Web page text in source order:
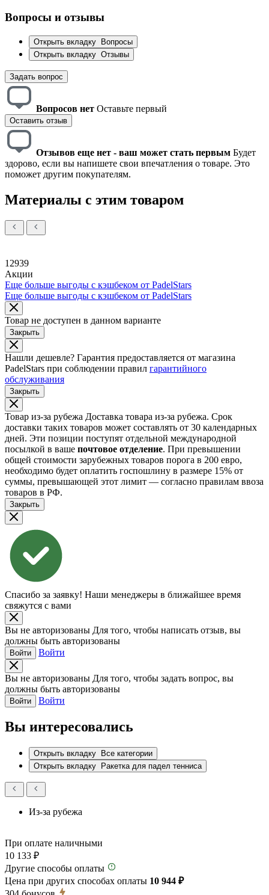
Вопросы и отзывы
Открыть вкладку
Вопросы
Открыть вкладку Отзывы
Задать вопрос
Вопросов нет Оставьте первый
Оставить отзыв
Отзывов еще нет - ваш может стать первым Будет
здорово, если вы напишете свои впечатления о товаре. Это
поможет другим покупателям.
Материалы с этим товаром
12939
Акции
Еще больше выгоды с кэшбеком от PadelStars
Еще больше выгоды с кэшбеком от PadelStars
Товар не доступен в данном варианте
Закрыть
Нашли дешевле? Гарантия предоставляется от магазина
PadelStars при соблюдении правил гарантийного
обслуживания
Закрыть
Товар из-за рубежа Доставка товара из-за рубежа. Срок
доставки таких товаров может составлять от 30 календарных
дней. Эти позиции поступят отдельной международной
посылкой в ваше почтовое отделение. При превышении
общей стоимости зарубежных товаров порога в 200 евро,
необходимо будет оплатить госпошлину в размере 15% от
суммы, превышающей этот лимит — согласно правилам ввоза
товаров в РФ.
Закрыть
Спасибо за заявку! Наши менеджеры в ближайшее время
свяжутся с вами
Вы не авторизованы Для того, чтобы написать отзыв, вы
должны быть авторизованы
Войти Войти
Вы не авторизованы Для того, чтобы задать вопрос, вы
должны быть авторизованы
Войти Войти
Вы интересовались
Открыть вкладку
Все категории
Открыть вкладку
Ракетка для падел тенниса
Из-за рубежа
При оплате наличными
10 133 ₽
Другие способы оплаты
Цена при других способах оплаты 10 944 ₽